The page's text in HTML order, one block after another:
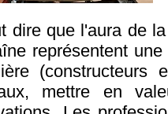
dire que l'aura de
représentent
(constructeurs
mettre en